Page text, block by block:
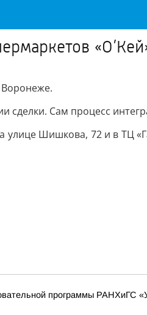
Воронеже.
Сам процесс
Шишкова, 72 и в ТЦ
программы РАНХиГС